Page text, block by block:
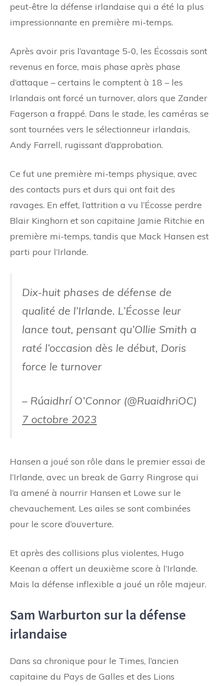
peut-être la défense irlandaise qui a été la plus
impressionnante en première mi-temps.
Après avoir pris l’avantage 5-0, les Écossais sont
revenus en force, mais phase après phase
d’attaque – certains le comptent à 18 – les
Irlandais ont forcé un turnover, alors que Zander
Fagerson a frappé. Dans le stade, les caméras se
sont tournées vers le sélectionneur irlandais,
Andy Farrell, rugissant d’approbation.
Ce fut une première mi-temps physique, avec
des contacts purs et durs qui ont fait des
ravages. En effet, l’attrition a vu l’Écosse perdre
Blair Kinghorn et son capitaine Jamie Ritchie en
première mi-temps, tandis que Mack Hansen est
parti pour l’Irlande.
Dix-huit phases de défense de
qualité de l’Irlande. L’Écosse leur
lance tout, pensant qu’Ollie Smith a
raté l’occasion dès le début, Doris
force le turnover
– Rúaidhrí O’Connor (@RuaidhriOC)
7 octobre 2023
Hansen a joué son rôle dans le premier essai de
l’Irlande, avec un break de Garry Ringrose qui
l’a amené à nourrir Hansen et Lowe sur le
chevauchement. Les ailes se sont combinées
pour le score d’ouverture.
Et après des collisions plus violentes, Hugo
Keenan a offert un deuxième score à l’Irlande.
Mais la défense inflexible a joué un rôle majeur.
Sam Warburton sur la défense
irlandaise
Dans sa chronique pour le Times, l’ancien
capitaine du Pays de Galles et des Lions